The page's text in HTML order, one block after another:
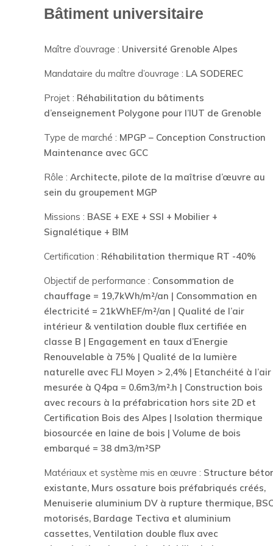
Bâtiment universitaire
Maître d’ouvrage : Université Grenoble Alpes
Mandataire du maître d’ouvrage : LA SODEREC
Projet : Réhabilitation du bâtiments
d’enseignement Polygone pour l’IUT de Grenoble
Type de marché : MPGP – Conception Construction
Maintenance avec GCC
Rôle : Architecte, pilote de la maîtrise d’œuvre au
sein du groupement MGP
Missions : BASE + EXE + SSI + Mobilier +
Signalétique + BIM
Certification : Réhabilitation thermique RT -40%
Objectif de performance : Consommation de
chauffage = 19,7kWh/m²/an | Consommation en
électricité = 21kWhEF/m²/an | Qualité de l’air
intérieur & ventilation double flux certifiée en
classe B | Engagement en taux d’Energie
Renouvelable à 75% | Qualité de la lumière
naturelle avec FLI Moyen > 2,4% | Etanchéité à l’air
mesurée à Q4pa = 0.6m3/m².h | Construction bois
avec recours à la préfabrication hors site 2D et
Certification Bois des Alpes | Isolation thermique
biosourcée en laine de bois | Volume de bois
embarqué = 38 dm3/m²SP
Matériaux et système mis en œuvre : Structure
existante, Murs ossature bois préfabriqués créés,
Menuiserie aluminium DV à rupture thermique,
motorisés, Bardage Tectiva et aluminium
cassettes, Ventilation double flux avec